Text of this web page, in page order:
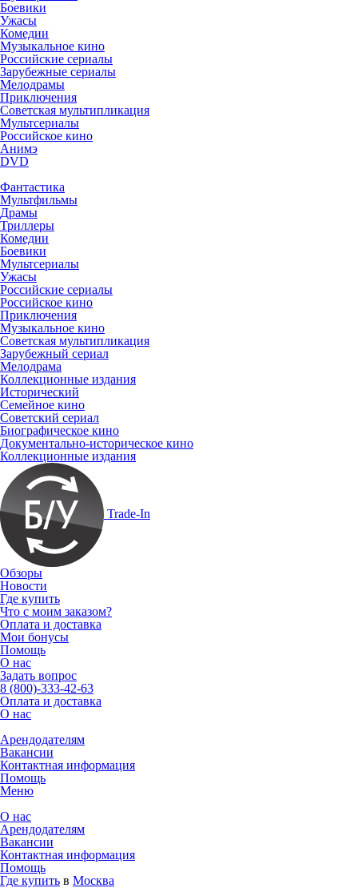
Боевики
Ужасы
Комедии
Музыкальное кино
Российские сериалы
Зарубежные сериалы
Мелодрамы
Приключения
Советская мультипликация
Мультсериалы
Российское кино
Анимэ
DVD
Фантастика
Мультфильмы
Драмы
Триллеры
Комедии
Боевики
Мультсериалы
Ужасы
Российские сериалы
Российское кино
Приключения
Музыкальное кино
Советская мультипликация
Зарубежный сериал
Мелодрама
Коллекционные издания
Исторический
Семейное кино
Советский сериал
Биографическое кино
Документально-историческое кино
Коллекционные издания
Trade-In
Обзоры
Новости
Где купить
Что с моим заказом?
Оплата и доставка
Мои бонусы
Помощь
О нас
Задать вопрос
8 (800)-333-42-63
Оплата и доставка
О нас
Арендодателям
Вакансии
Контактная информация
Помощь
Меню
О нас
Арендодателям
Вакансии
Контактная информация
Помощь
Где купить в Москва